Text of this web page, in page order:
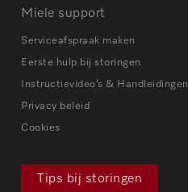
Miele support
Serviceafspraak maken
Eerste hulp bij storingen
Instructievideo’s & Handleidingen
Privacy beleid
Cookies
Tips bij storingen